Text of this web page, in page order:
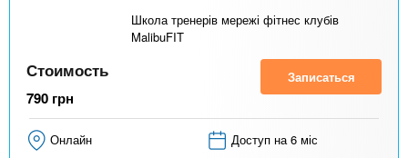
Школа тренерів мережі фітнес клубів
MalibuFIT
Стоимость
790 грн
Записаться
Онлайн Доступ на 6 міс